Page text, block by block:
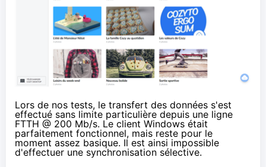
Lors de nos tests, le transfert des données s'est
effectué sans limite particulière depuis une ligne
FTTH @ 200 Mb/s. Le client Windows était
parfaitement fonctionnel, mais reste pour le
moment assez basique. Il est ainsi impossible
d'effectuer une synchronisation sélective.